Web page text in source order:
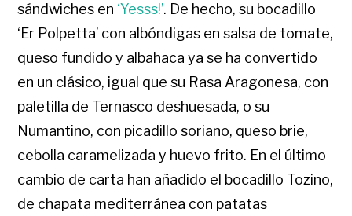
sándwiches en ‘Yesss!’. De hecho, su bocadillo
‘Er Polpetta’ con albóndigas en salsa de tomate,
queso fundido y albahaca ya se ha convertido
en un clásico, igual que su Rasa Aragonesa, con
paletilla de Ternasco deshuesada, o su
Numantino, con picadillo soriano, queso brie,
cebolla caramelizada y huevo frito. En el último
cambio de carta han añadido el bocadillo Tozino,
de chapata mediterránea con patatas